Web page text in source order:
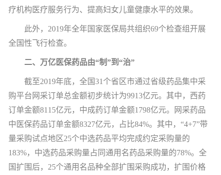
疗机构医疗服务行为、提高妇女儿童健康水平的效果。
此外， 2019年全年国家医保局共组织69个检查组开展
全国性飞行检查。
二、万亿医保药品由“制”到“治”
截至2019年底，全国31 个省区市通过省级药品集中采
购平台网采订单总金额初步统计为9913亿元。其中，西药
订单金额8115亿元，中成药订单金额1798亿元。网采药品
中医保药品订单金额8327亿元，占比84%。其中， “4+7”带
量采购试点地区 25个中选药品平均完成约定采购量的
183%，中选药品采购量占同通用名药品采购量的78%。全
国扩围后， 25个通用名品种全部扩围采购成功，扩围价格